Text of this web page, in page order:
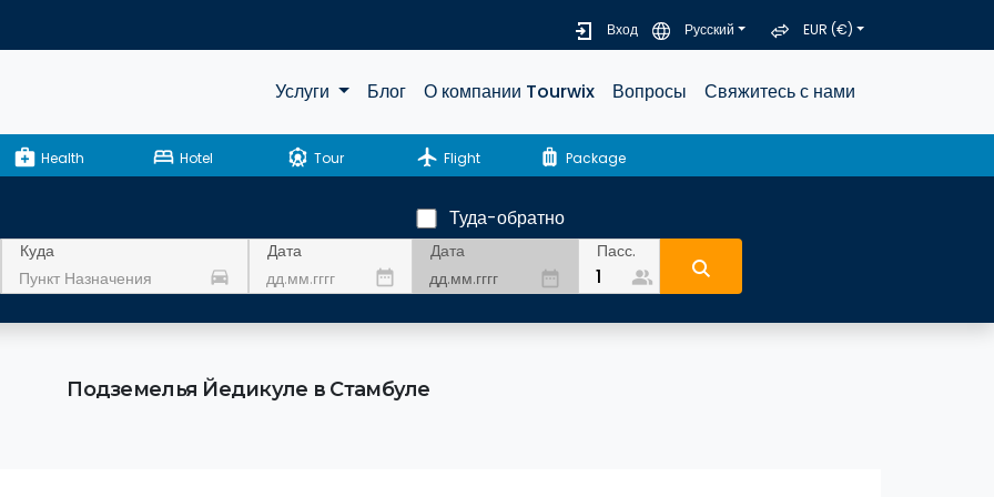
Вход Русский EUR (€)
Услуги Блог О компании Tourwix Вопросы Свяжитесь с нами
medical_services Health bed Hotel attractions Tour flight Flight luggage Package
Куда
drive_eta
Дата
date_range
Туда-обратно
Дата
date_range
Пасс.
people_alt
Подземелья Йедикуле в Стамбуле